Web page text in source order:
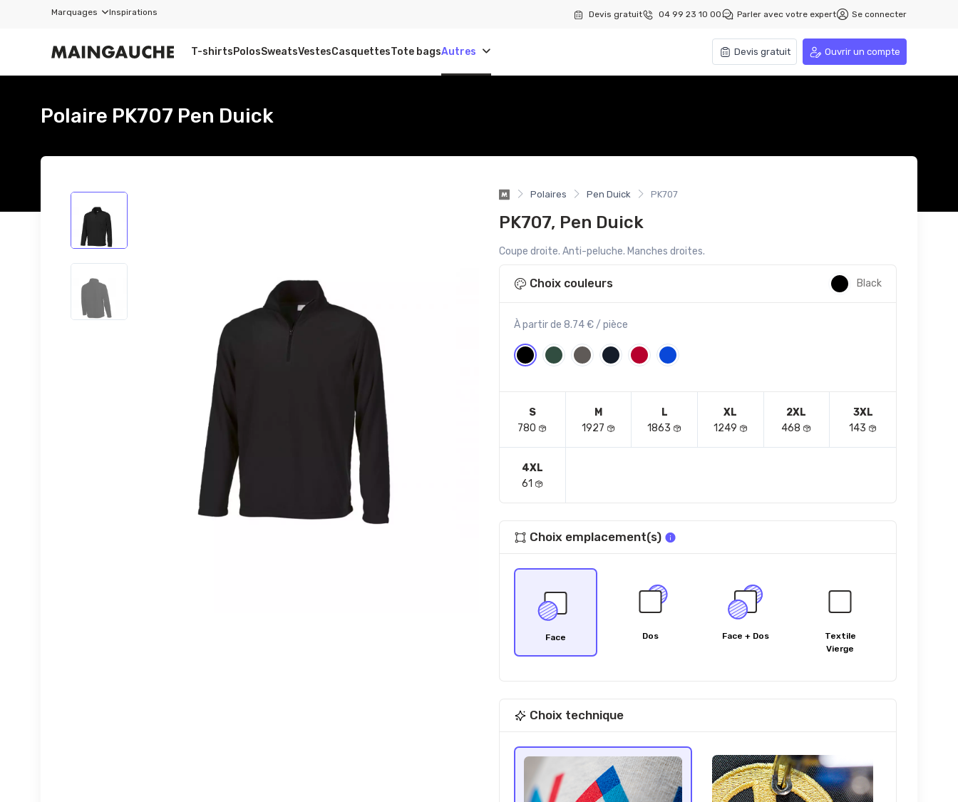
Marquages Inspirations Devis gratuit 04 99 23 10 00 Parler avec votre expert Se connecter
Devis gratuit Ouvrir un compte
T-shirtsPolosSweatsVestesCasquettesTote bagsAutres
Polaire PK707 Pen Duick
Polaires Pen Duick PK707
PK707, Pen Duick
Coupe droite. Anti-peluche. Manches droites.
Choix couleurs Black
À partir de 8.74 € / pièce
S
780
M
1927
L
1863
XL
1249
2XL
468
3XL
143
4XL
61
Choix emplacement(s)
Face Dos Face + Dos
Textile
Vierge
Choix technique